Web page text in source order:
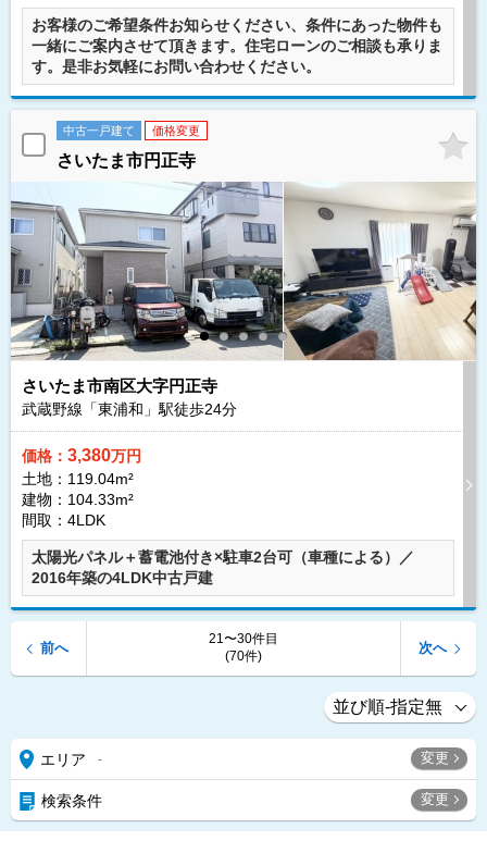
お客様のご希望条件お知らせください、条件にあった物件も
一緒にご案内させて頂きます。住宅ローンのご相談も承りま
す。是非お気軽にお問い合わせください。
中古一戸建て 価格変更
さいたま市円正寺
さいたま市南区大字円正寺
武蔵野線「東浦和」駅徒歩24分
価格： 3,380万円
土地：119.04m²
建物：104.33m²
間取：4LDK
太陽光パネル＋蓄電池付き×駐車2台可（車種による）／
2016年築の4LDK中古戸建
21〜30件目
(70件)
前へ 次へ
エリア - 変更
検索条件 変更